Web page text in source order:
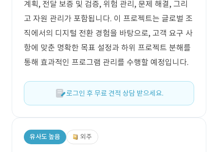
계획, 전달 보증 및 검증, 위험 관리, 문제 해결, 그리
고 자원 관리가 포함됩니다. 이 프로젝트는 글로벌 조
직에서의 디지털 전환 경험을 바탕으로, 고객 요구 사
항에 맞춘 명확한 목표 설정과 하위 프로젝트 분해를
통해 효과적인 프로그램 관리를 수행할 예정입니다.
로그인 후 무료 견적 상담 받으세요.
유사도 높음 외주